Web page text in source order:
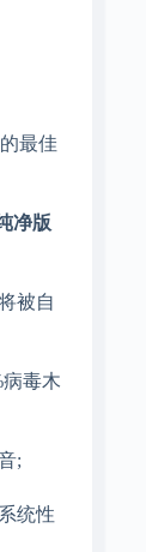
最佳
净版
被自
毒木
;
统性